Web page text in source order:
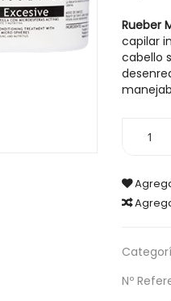
Rueber
capilar
cabello
Nº